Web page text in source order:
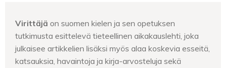
Virittäjä on suomen kielen ja sen opetuksen
tutkimusta esittelevä tieteellinen aikakauslehti, joka
julkaisee artikkelien lisäksi myös alaa koskevia esseitä,
katsauksia, havaintoja ja kirja-arvosteluja sekä